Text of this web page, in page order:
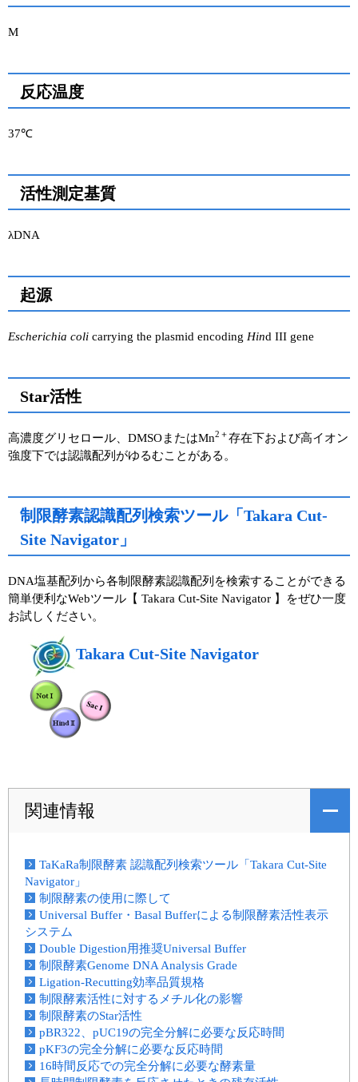
M
反応温度
37℃
活性測定基質
λDNA
起源
Escherichia coli carrying the plasmid encoding Hind III gene
Star活性
高濃度グリセロール、DMSOまたはMn2＋存在下および高イオン
強度下では認識配列がゆるむことがある。
制限酵素認識配列検索ツール「Takara Cut-
Site Navigator」
DNA塩基配列から各制限酵素認識配列を検索することができる
簡単便利なWebツール【 Takara Cut-Site Navigator 】をぜひ一度
お試しください。
Takara Cut-Site Navigator
関連情報
TaKaRa制限酵素 認識配列検索ツール「Takara Cut-Site
Navigator」
制限酵素の使用に際して
Universal Buffer・Basal Bufferによる制限酵素活性表示
システム
Double Digestion用推奨Universal Buffer
制限酵素Genome DNA Analysis Grade
Ligation-Recutting効率品質規格
制限酵素活性に対するメチル化の影響
制限酵素のStar活性
pBR322、pUC19の完全分解に必要な反応時間
pKF3の完全分解に必要な反応時間
16時間反応での完全分解に必要な酵素量